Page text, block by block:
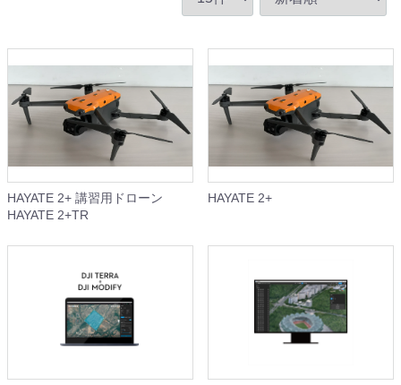
HAYATE 2+ 講習用ドローン
HAYATE 2+TR
HAYATE 2+